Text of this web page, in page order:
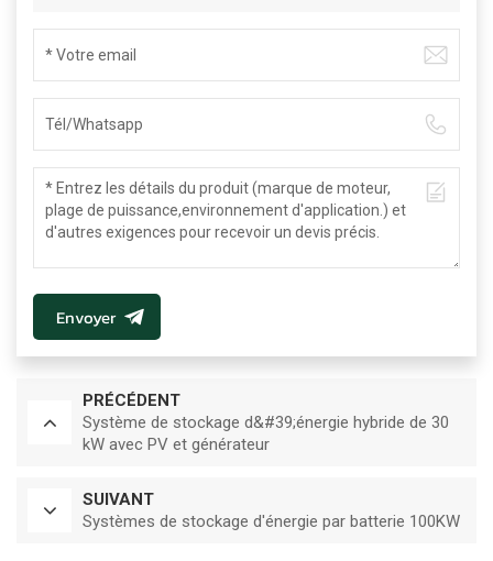
Envoyer
PRÉCÉDENT
Système de stockage d&#39;énergie hybride de 30
kW avec PV et générateur
SUIVANT
Systèmes de stockage d'énergie par batterie 100KW